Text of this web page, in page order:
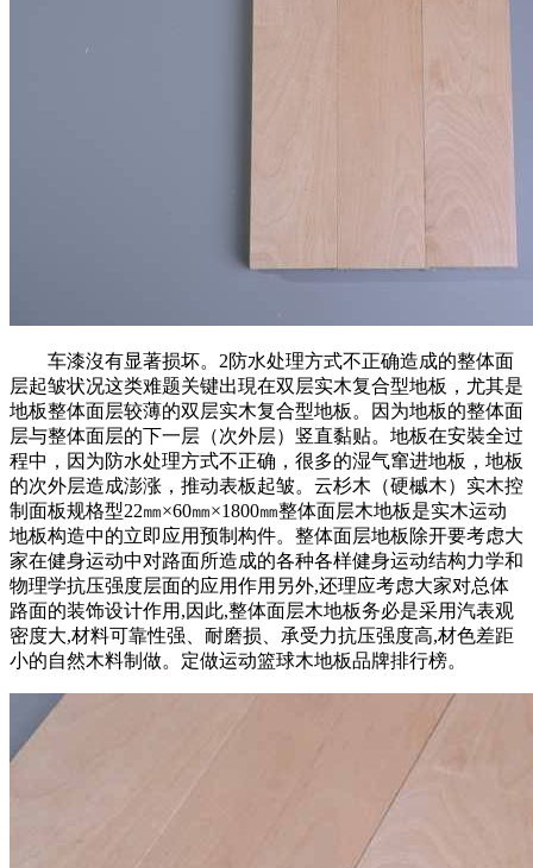
车漆沒有显著损坏。2防水处理方式不正确造成的整体面
层起皱状况这类难题关键出現在双层实木复合型地板，尤其是
地板整体面层较薄的双层实木复合型地板。因为地板的整体面
层与整体面层的下一层（次外层）竖直黏贴。地板在安裝全过
程中，因为防水处理方式不正确，很多的湿气窜进地板，地板
的次外层造成澎涨，推动表板起皱。云杉木（硬槭木）实木控
制面板规格型22㎜×60㎜×1800㎜整体面层木地板是实木运动
地板构造中的立即应用预制构件。整体面层地板除开要考虑大
家在健身运动中对路面所造成的各种各样健身运动结构力学和
物理学抗压强度层面的应用作用另外,还理应考虑大家对总体
路面的装饰设计作用,因此,整体面层木地板务必是采用汽表观
密度大,材料可靠性强、耐磨损、承受力抗压强度高,材色差距
小的自然木料制做。定做运动篮球木地板品牌排行榜。